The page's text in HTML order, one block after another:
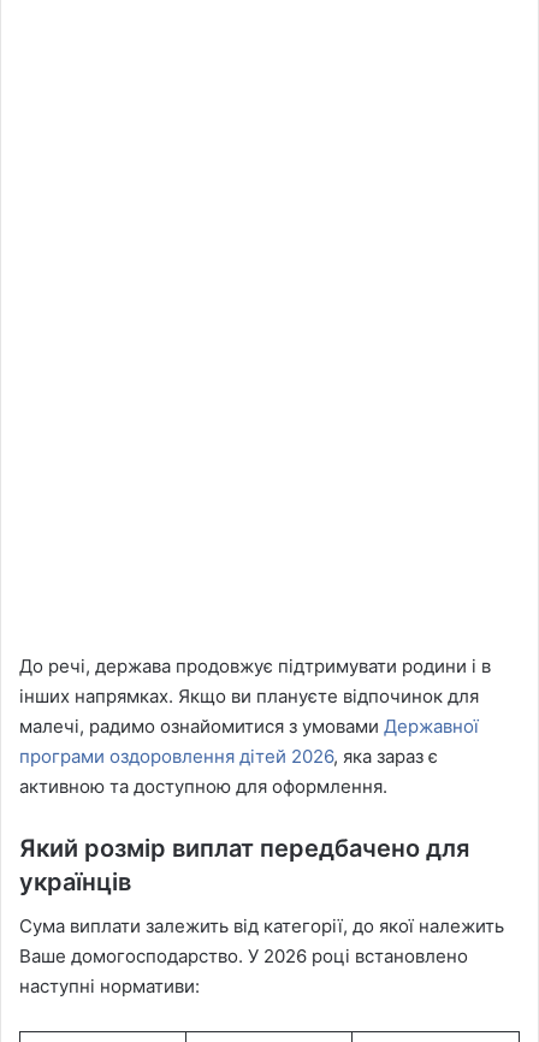
До речі, держава продовжує підтримувати родини і в
інших напрямках. Якщо ви плануєте відпочинок для
малечі, радимо ознайомитися з умовами Державної
програми оздоровлення дітей 2026, яка зараз є
активною та доступною для оформлення.
Який розмір виплат передбачено для
українців
Сума виплати залежить від категорії, до якої належить
Ваше домогосподарство. У 2026 році встановлено
наступні нормативи: